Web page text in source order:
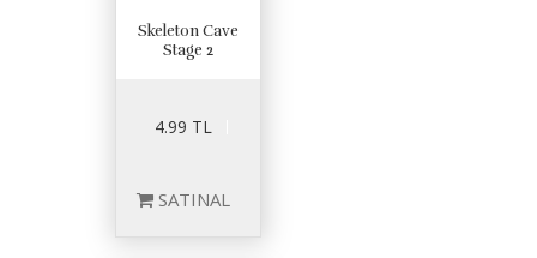
Skeleton Cave
Stage 2
4.99 TL
SATINAL